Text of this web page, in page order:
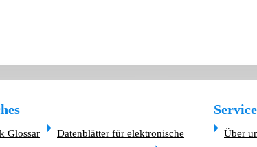
Glossar
Datenblätter für elektronische
Service
Über